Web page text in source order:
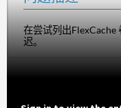
在尝试列出FlexCache
迟。